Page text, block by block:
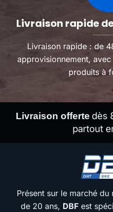
Livraison rapide
Livraison rapide : de
approvisionnement,
produits à
Livraison offerte dès
partout
Présent sur le marché
de 20 ans, DBF est